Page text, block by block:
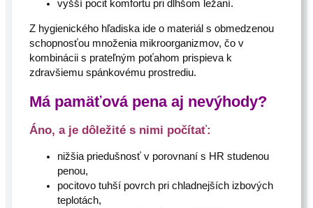
vyšší pocit komfortu pri dlhšom ležaní.
Z hygienického hľadiska ide o materiál s obmedzenou
schopnosťou množenia mikroorganizmov, čo v
kombinácii s prateľným poťahom prispieva k
zdravšiemu spánkovému prostrediu.
Má pamäťová pena aj nevýhody?
Áno, a je dôležité s nimi počítať:
nižšia priedušnosť v porovnaní s HR studenou
penou,
pocitovo tuhší povrch pri chladnejších izbových
teplotách,